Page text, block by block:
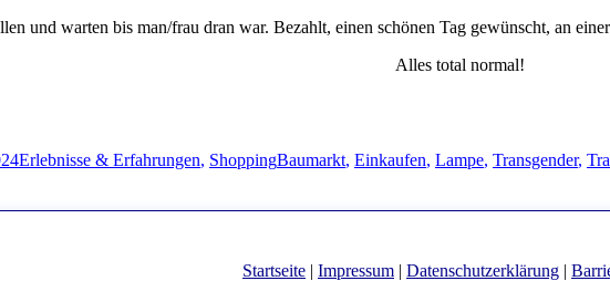
und warten bis man/frau dran war. Bezahlt, einen schönen Tag gewünscht, an
Alles total normal!
Kategorien
Erlebnisse & Erfahrungen, ShoppingSchlagwörter
Baumarkt, Einkaufen, Lampe, Transgender,
Startseite | Impressum | Datenschutzerklärung |